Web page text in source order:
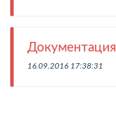
Документация
16.09.2016 17:38:31